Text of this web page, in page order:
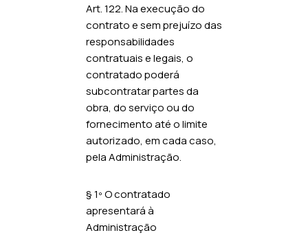
Art. 122. Na execução do
contrato e sem prejuízo das
responsabilidades
contratuais e legais, o
contratado poderá
subcontratar partes da
obra, do serviço ou do
fornecimento até o limite
autorizado, em cada caso,
pela Administração.
§ 1º O contratado
apresentará à
Administração